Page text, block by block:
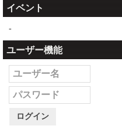
イベント
-
ユーザー機能
ログイン